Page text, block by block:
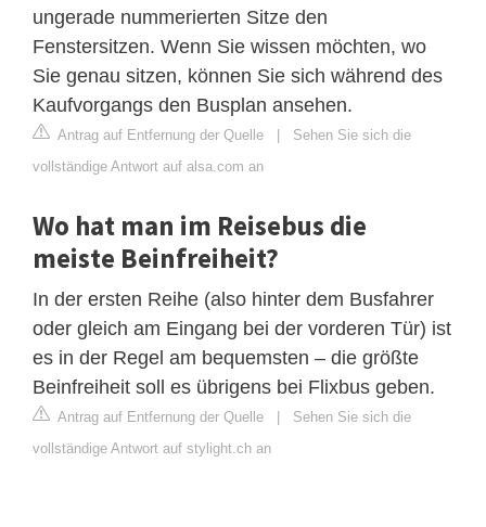
ungerade nummerierten Sitze den
Fenstersitzen. Wenn Sie wissen möchten, wo
Sie genau sitzen, können Sie sich während des
Kaufvorgangs den Busplan ansehen.
Antrag auf Entfernung der Quelle | Sehen Sie sich die
vollständige Antwort auf alsa.com an
Wo hat man im Reisebus die
meiste Beinfreiheit?
In der ersten Reihe (also hinter dem Busfahrer
oder gleich am Eingang bei der vorderen Tür) ist
es in der Regel am bequemsten – die größte
Beinfreiheit soll es übrigens bei Flixbus geben.
Antrag auf Entfernung der Quelle | Sehen Sie sich die
vollständige Antwort auf stylight.ch an